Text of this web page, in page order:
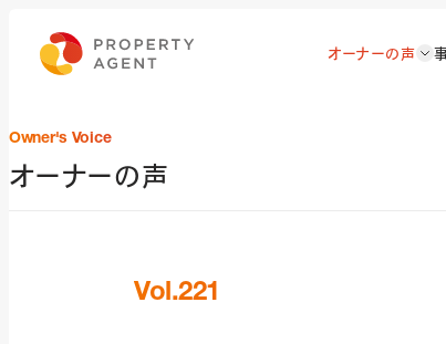
オーナーの声
Owner's Voice
オーナーの声
Vol.221